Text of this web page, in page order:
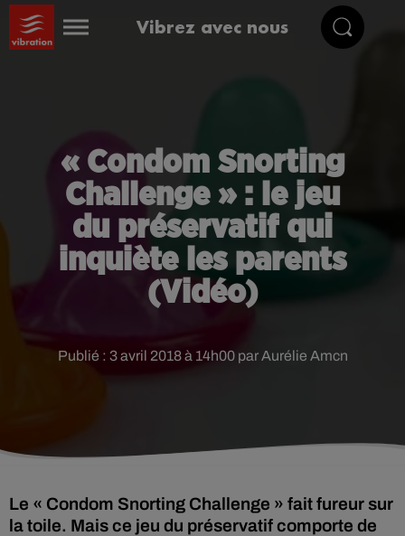
Vibrez avec nous
« Condom Snorting
Challenge » : le jeu
du préservatif qui
inquiète les parents
(Vidéo)
Publié : 3 avril 2018 à 14h00 par Aurélie Amcn
Le « Condom Snorting Challenge » fait fureur sur
la toile. Mais ce jeu du préservatif comporte de